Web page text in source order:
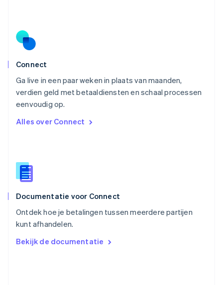
Connect
Ga live in een paar weken in plaats van maanden,
verdien geld met betaaldiensten en schaal processen
eenvoudig op.
Alles over Connect
Documentatie voor Connect
Ontdek hoe je betalingen tussen meerdere partijen
kunt afhandelen.
Bekijk de documentatie
English
Portugal
Português
English
Singapore
English简体中文
EnglishItaliano
Español
Thailand
Tsjechië
Vasteland van China
简体中文English
English